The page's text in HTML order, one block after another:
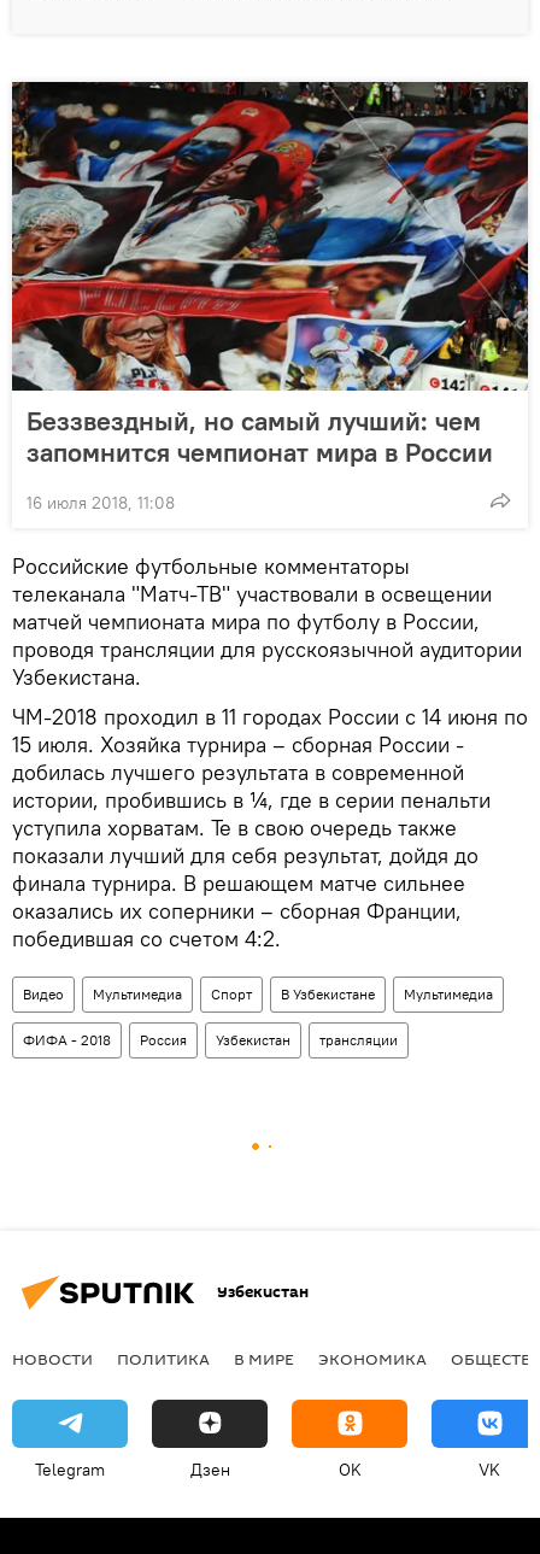
Беззвездный, но самый лучший: чем
запомнится чемпионат мира в России
16 июля 2018, 11:08
Российские футбольные комментаторы
телеканала "Матч-ТВ" участвовали в освещении
матчей чемпионата мира по футболу в России,
проводя трансляции для русскоязычной аудитории
Узбекистана.
ЧМ-2018 проходил в 11 городах России с 14 июня по
15 июля. Хозяйка турнира – сборная России -
добилась лучшего результата в современной
истории, пробившись в ¼, где в серии пенальти
уступила хорватам. Те в свою очередь также
показали лучший для себя результат, дойдя до
финала турнира. В решающем матче сильнее
оказались их соперники – сборная Франции,
победившая со счетом 4:2.
Видео Мультимедиа Спорт В Узбекистане Мультимедиа
ФИФА - 2018 Россия Узбекистан трансляции
Узбекистан
НОВОСТИ ПОЛИТИКА В МИРЕ ЭКОНОМИКА
Telegram Дзен OK VK